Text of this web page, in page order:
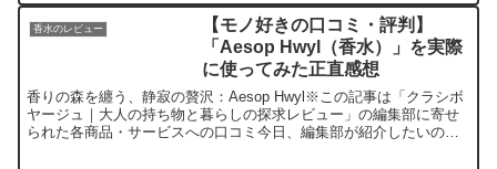
香水のレビュー
【モノ好きの口コミ・評判】
「Aesop Hwyl（香水）」を実際
に使ってみた正直感想
香りの森を纏う、静寂の贅沢：Aesop Hwyl※この記事は「クラシボ
ヤージュ｜大人の持ち物と暮らしの探求レビュー」の編集部に寄せ
られた各商品・サービスへの口コミ今日、編集部が紹介したいのが